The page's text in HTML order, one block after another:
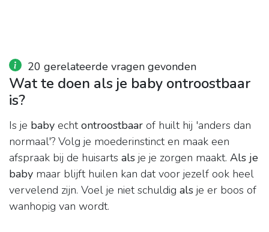
20 gerelateerde vragen gevonden
Wat te doen als je baby ontroostbaar
is?
Is je baby echtontroostbaar of huilt hij 'anders dan
normaal'? Volg je moederinstinct en maak een
afspraak bij de huisarts als je je zorgen maakt. Als je
baby maar blijft huilen kan dat voor jezelf ook heel
vervelend zijn. Voel je niet schuldig als je er boos of
wanhopig van wordt.